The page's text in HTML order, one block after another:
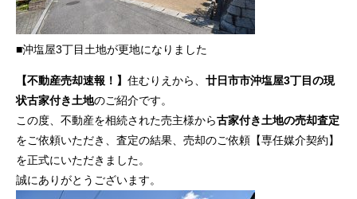
■沖塩屋3丁目土地が更地になりました
【不動産売却速報！】 住むりえから、 廿日市市沖塩屋3丁目の現
状古家付き土地のご紹介です。
この度、不動産を相続された売主様から古家付き土地の売却査定
をご依頼いただき、査定の結果、売却のご依頼【専任媒介契約】
を正式にいただきました。
誠にありがとうございます。